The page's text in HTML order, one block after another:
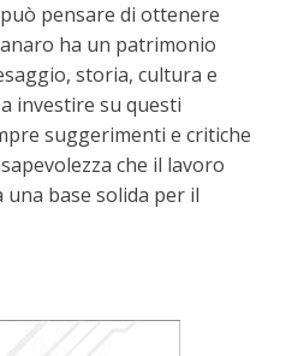
pensare di ottenere
ha un patrimonio
storia, cultura e
investire su questi
suggerimenti e critiche
che il lavoro
base solida per il